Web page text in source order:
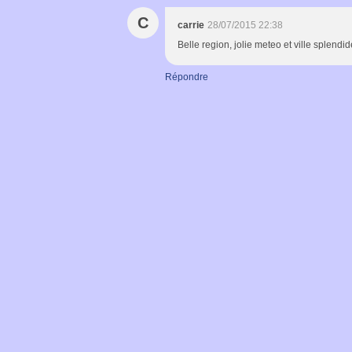
C carrie 28/07/2015 22:38
Belle region, jolie meteo et ville
Répondre